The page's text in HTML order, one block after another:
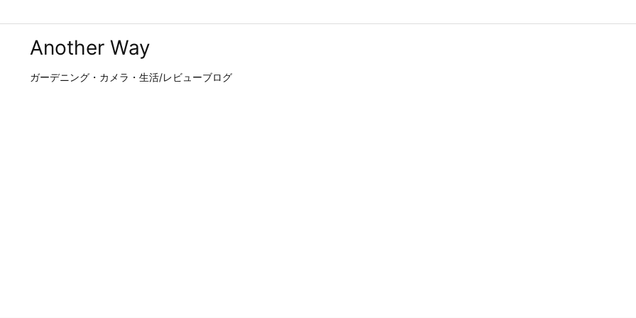
Another Way
ガーデニング・カメラ・生活/レビューブログ